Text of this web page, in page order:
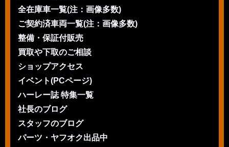
全在庫車一覧(注：画像多数)
ご契約済車両一覧(注：画像多数)
整備・保証付販売
買取や下取のご相談
ショップアクセス
イベント(PCページ)
ハーレー誌 特集一覧
社長のブログ
スタッフのブログ
パーツ・ヤフオク出品中